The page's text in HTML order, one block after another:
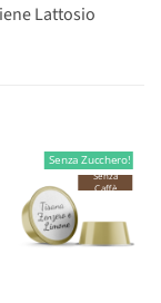
Lattosio
Senza Zucchero!
Senza
Caffè